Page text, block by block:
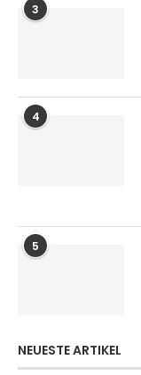
3
4
5
NEUESTE ARTIKEL